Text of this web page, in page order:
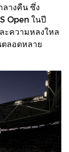
ลางคืน ซึ่ง
Open ในปี
ะความหลงใหล
ลอดหลาย